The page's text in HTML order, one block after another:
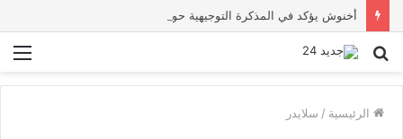
بحث
الرئيسية / سلايدر